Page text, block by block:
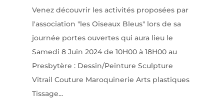
Venez découvrir les activités proposées par
l'association "les Oiseaux Bleus" lors de sa
journée portes ouvertes qui aura lieu le
Samedi 8 Juin 2024 de 10H00 à 18H00 au
Presbytère : Dessin/Peinture Sculpture
Vitrail Couture Maroquinerie Arts plastiques
Tissage...